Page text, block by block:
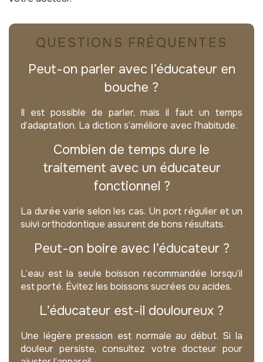
QUESTIONS FRÉQUENTES
Peut-on parler avec l’éducateur en
bouche ?
Il est possible de parler, mais il faut un temps
d’adaptation. La diction s’améliore avec l’habitude.
Combien de temps dure le
traitement avec un éducateur
fonctionnel ?
La durée varie selon les cas. Un port régulier et un
suivi orthodontique assurent de bons résultats.
Peut-on boire avec l’éducateur ?
L’eau est la seule boisson recommandée lorsqu’il
est porté. Évitez les boissons sucrées ou acides.
L’éducateur est-il douloureux ?
Une légère pression est normale au début. Si la
douleur persiste, consultez votre docteur pour